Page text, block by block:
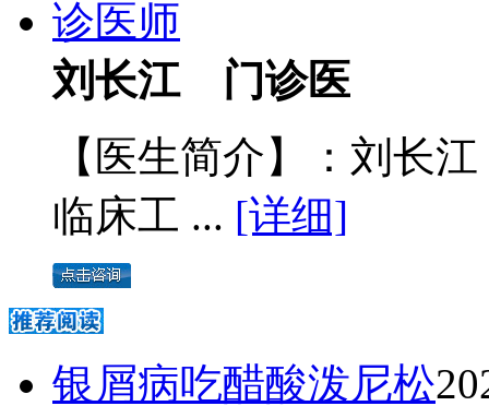
刘长江 门诊医
【医生简介】：刘长
临床工 ... [详细]
银屑病吃醋酸泼尼松